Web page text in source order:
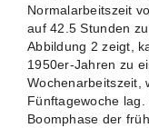
Normalarbeitszeit
auf 42.5 Stunden
Abbildung 2 zeigt,
1950er-Jahren zu
Wochenarbeitszeit,
Fünftagewoche
Boomphase der